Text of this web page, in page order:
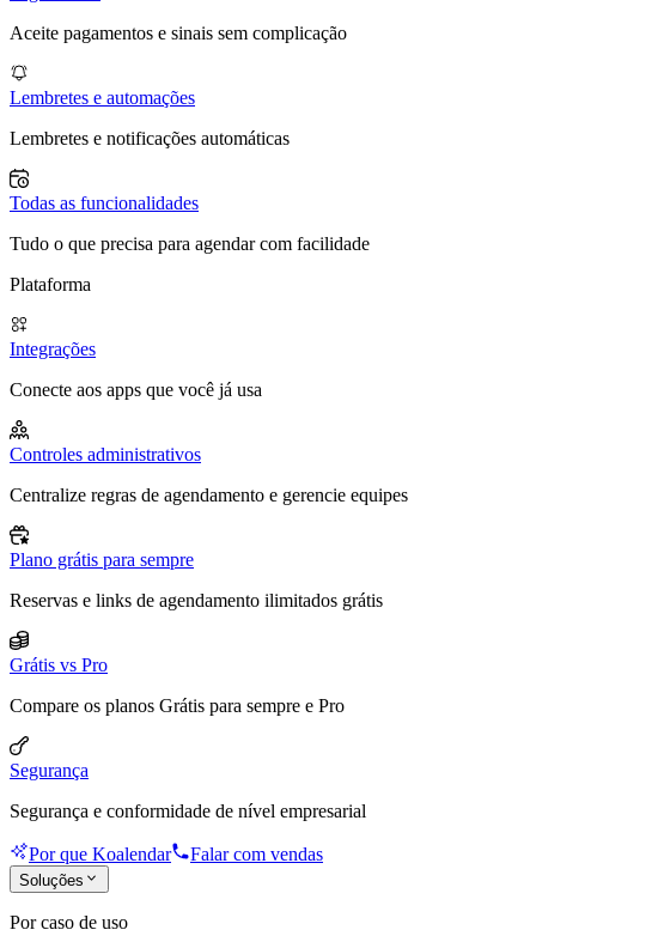
Aceite pagamentos e sinais sem complicação
Lembretes e automações
Lembretes e notificações automáticas
Todas as funcionalidades
Tudo o que precisa para agendar com facilidade
Plataforma
Integrações
Conecte aos apps que você já usa
Controles administrativos
Centralize regras de agendamento e gerencie equipes
Plano grátis para sempre
Reservas e links de agendamento ilimitados grátis
Grátis vs Pro
Compare os planos Grátis para sempre e Pro
Segurança
Segurança e conformidade de nível empresarial
Por que Koalendar Falar com vendas
Soluções
Por caso de uso